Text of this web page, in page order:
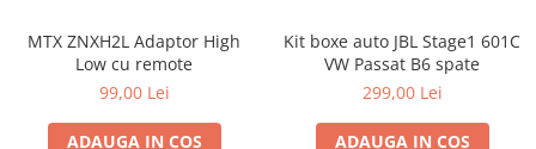
MTX ZNXH2L Adaptor High
Low cu remote
99,00 Lei
ADAUGA IN COS
Kit boxe auto JBL Stage1 601C
VW Passat B6 spate
299,00 Lei
ADAUGA IN COS